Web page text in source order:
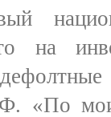
на
«По